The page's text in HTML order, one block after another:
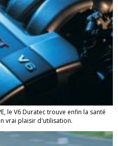
le V6 Duratec trouve enfin la santé
vrai plaisir d'utilisation.